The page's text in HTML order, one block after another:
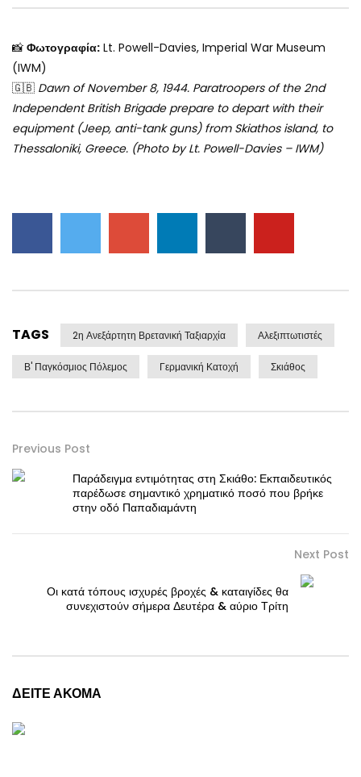
📸 Φωτογραφία: Lt. Powell-Davies, Imperial War Museum
(IWM)
🇬🇧 Dawn of November 8, 1944. Paratroopers of the 2nd
Independent British Brigade prepare to depart with their
equipment (Jeep, anti-tank guns) from Skiathos island, to
Thessaloniki, Greece. (Photo by Lt. Powell-Davies – IWM)
TAGS 2η Ανεξάρτητη Βρετανική Ταξιαρχία Αλεξιπτωτιστές
Β' Παγκόσμιος Πόλεμος Γερμανική Κατοχή Σκιάθος
Previous Post
Παράδειγμα εντιμότητας στη Σκιάθο: Εκπαιδευτικός
παρέδωσε σημαντικό χρηματικό ποσό που βρήκε
στην οδό Παπαδιαμάντη
Next Post
Οι κατά τόπους ισχυρές βροχές & καταιγίδες θα
συνεχιστούν σήμερα Δευτέρα & αύριο Τρίτη
ΔΕΙΤΕ ΑΚΟΜΑ